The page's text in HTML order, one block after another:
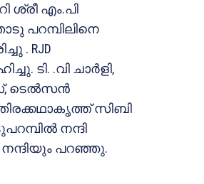
ശ്രീ എം.പി
പറമ്പിലിനെ
. RJD
ടി. .വി ചാർളി,
ടെൽസൻ
സിബി
നന്ദി
പറഞ്ഞു.